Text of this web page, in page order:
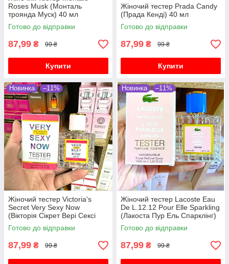
Roses Musk (Монталь
троянда Муск) 40 мл
Готово до відправки
87,99 ₴ 99 ₴
Купити
Жіночий тестер Prada Candy
(Прада Кенді) 40 мл
Готово до відправки
87,99 ₴ 99 ₴
Купити
Новинка –11%
Жіночий тестер Victoria's
Secret Very Sexy Now
(Вікторія Сікрет Вері Сексі
Нау) 40 мл
Готово до відправки
87,99 ₴ 99 ₴
Новинка –11%
Жіночий тестер Lacoste Eau
De L.12.12 Pour Elle Sparkling
(Лакоста Пур Ель Спарклінг)
40 мл
Готово до відправки
87,99 ₴ 99 ₴